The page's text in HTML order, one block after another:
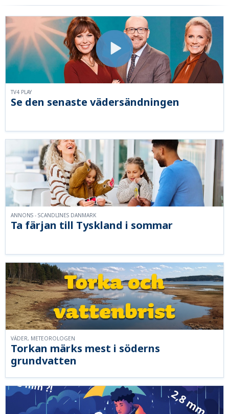
Se den senaste vädersändningen
TV4 PLAY
Ta färjan till Tyskland i sommar
ANNONS - SCANDLINES DANMARK
Torkan märks mest i söderns
grundvatten
VÄDER, METEOROLOGEN